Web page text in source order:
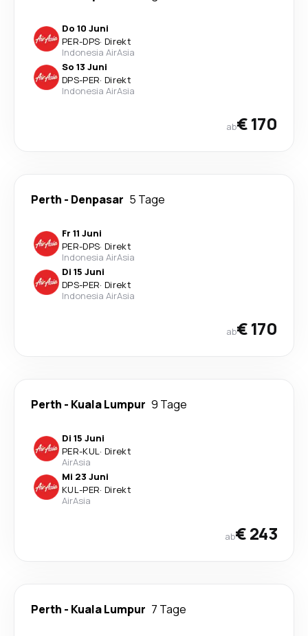
Do 10 Juni
PER-DPS· Direkt
Indonesia AirAsia
So 13 Juni
DPS-PER· Direkt
Indonesia AirAsia
ab€ 170
Perth - Denpasar 5 Tage
Fr 11 Juni
PER-DPS· Direkt
Indonesia AirAsia
Di 15 Juni
DPS-PER· Direkt
Indonesia AirAsia
ab€ 170
Perth - Kuala Lumpur 9 Tage
Di 15 Juni
PER-KUL· Direkt
AirAsia
Mi 23 Juni
KUL-PER· Direkt
AirAsia
ab€ 243
Perth - Kuala Lumpur 7 Tage